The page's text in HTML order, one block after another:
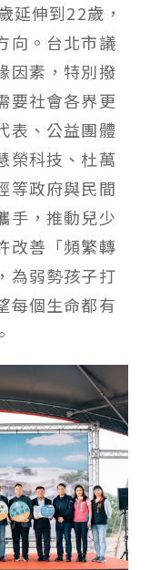
延伸到22歲，
向。台北市議
因素，特別撥
要社會各界更
表、公益團體
榮科技、杜萬
等政府與民間
手，推動兒少
改善「頻繁轉
為弱勢孩子打
每個生命都有